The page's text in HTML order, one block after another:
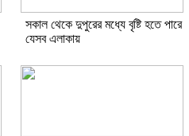
সকাল থেকে দুপুরের মধ্যে বৃষ্টি হতে পারে
যেসব এলাকায়